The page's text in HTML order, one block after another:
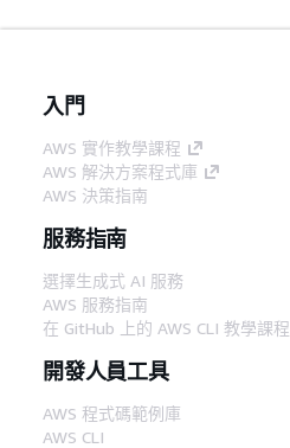
入門
AWS 實作教學課程
AWS 解決方案程式庫
AWS 決策指南
服務指南
選擇生成式 AI 服務
AWS 服務指南
在 GitHub 上的 AWS CLI 教學課程
開發人員工具
AWS 程式碼範例庫
AWS CLI